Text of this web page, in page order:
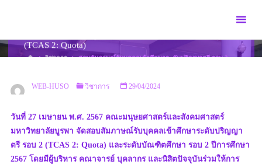
(TCAS 2: Quota)
HOMEวิชาการ
สอบสัมภาษณ์รับบุคคลเข้าศึกษาระดับปริญญาตรี รอบ 2
WEB-HUSO วิชาการ 29/04/2024
วันที่ 27 เมษายน พ.ศ. 2567 คณะมนุษยศาสตร์และสังคมศาสตร์
มหาวิทยาลัยบูรพา จัดสอบสัมภาษณ์รับบุคคลเข้าศึกษาระดับปริญญา
ตรี รอบ 2 (TCAS 2: Quota) และระดับบัณฑิตศึกษา รอบ 2 ปีการศึกษา
2567 โดยมีผู้บริหาร คณาจารย์ บุคลากร และนิสิตปัจจุบันร่วมให้การ